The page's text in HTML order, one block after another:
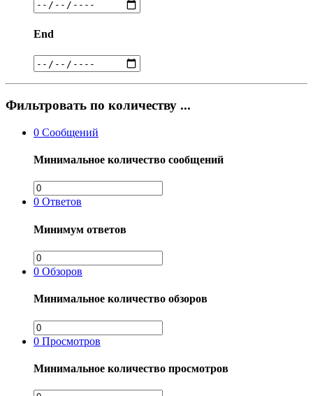
End
Фильтровать по количеству ...
0 Сообщений
Минимальное количество сообщений
0 Ответов
Минимум ответов
0 Обзоров
Минимальное количество обзоров
0 Просмотров
Минимальное количество просмотров